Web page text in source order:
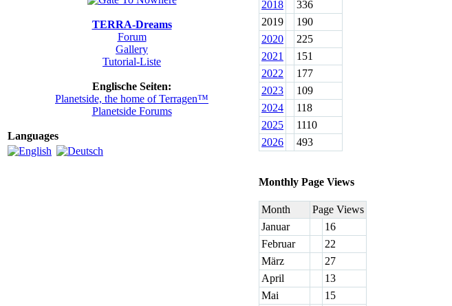
TERRA-Dreams
Forum
Gallery
Tutorial-Liste
Englische Seiten:
Planetside, the home of Terragen™
Planetside Forums
Languages
2018
336
2019
190
2020
225
2021
151
2022
177
2023
109
2024
118
2025
1110
2026
493
Monthly Page Views
Month
Page Views
Januar
16
Februar
22
März
27
April
13
Mai
15